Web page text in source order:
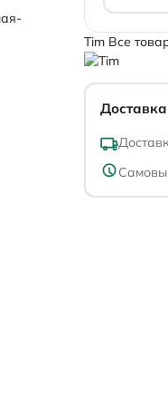
Tim Все
Доставка